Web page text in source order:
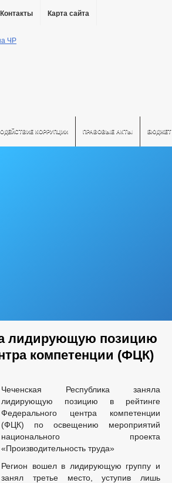
Контакты Карта сайта
КОРРУПЦИИ ПРАВОВЫЕ АКТЫ БЮДЖЕТ
лидирующую позицию
компетенции (ФЦК)
Чеченская Республика заняла
лидирующую позицию в рейтинге
Федерального центра компетенции
(ФЦК) по освещению мероприятий
национального проекта
«Производительность труда»
Регион вошел в лидирующую группу и
занял третье место, уступив лишь